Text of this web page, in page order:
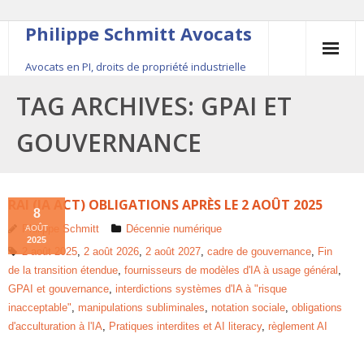
Philippe Schmitt Avocats
Avocats en PI, droits de propriété industrielle
45, rue Saint-Anne, 75001 Paris, +33 (0)1 84 16 35
54
Contact
Le fondateur
Publications
Actualité
TAG ARCHIVES: GPAI ET
GOUVERNANCE
RAI (IA ACT) OBLIGATIONS APRÈS LE 2 AOÛT 2025
8
AOÛT
2025
Philippe Schmitt
Décennie numérique
2 août 2025, 2 août 2026, 2 août 2027, cadre de gouvernance, Fin
de la transition étendue, fournisseurs de modèles d'IA à usage général ,
GPAI et gouvernance, interdictions systèmes d'IA à "risque
inacceptable", manipulations subliminales, notation sociale, obligations
d'acculturation à l'IA, Pratiques interdites et AI literacy, règlement AI